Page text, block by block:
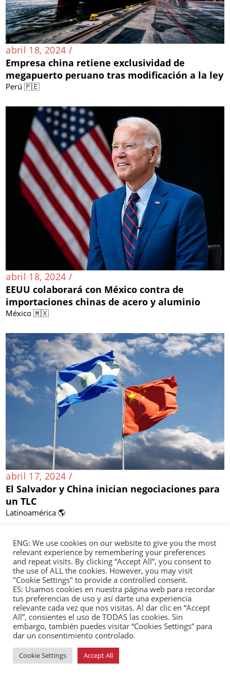
abril 18, 2024 /
Empresa china retiene exclusividad de
megapuerto peruano tras modificación a la ley
Perú 🇵🇪
abril 18, 2024 /
EEUU colaborará con México contra de
importaciones chinas de acero y aluminio
México 🇲🇽
abril 17, 2024 /
El Salvador y China inician negociaciones para
un TLC
Latinoamérica 🌎
ENG: We use cookies on our website to give you the most
relevant experience by remembering your preferences
and repeat visits. By clicking “Accept All”, you consent to
the use of ALL the cookies. However, you may visit
"Cookie Settings" to provide a controlled consent.
ES: Usamos cookies en nuestra página web para recordar
tus preferencias de uso y así darte una experiencia
relevante cada vez que nos visitas. Al dar clic en “Accept
All”, consientes el uso de TODAS las cookies. Sin
embargo, también puedes visitar “Cookies Settings” para
dar un consentimiento controlado.
Cookie Settings Accept All